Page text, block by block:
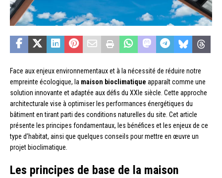
Face aux enjeux environnementaux et à la nécessité de réduire notre
empreinte écologique, la maison bioclimatique apparaît comme une
solution innovante et adaptée aux défis du XXIe siècle. Cette approche
architecturale vise à optimiser les performances énergétiques du
bâtiment en tirant parti des conditions naturelles du site. Cet article
présente les principes fondamentaux, les bénéfices et les enjeux de ce
type d’habitat, ainsi que quelques conseils pour mettre en œuvre un
projet bioclimatique.
Les principes de base de la maison